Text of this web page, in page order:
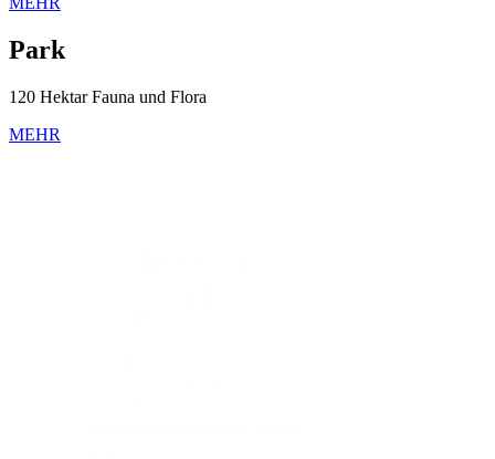
Park
120 Hektar Fauna und Flora
MEHR